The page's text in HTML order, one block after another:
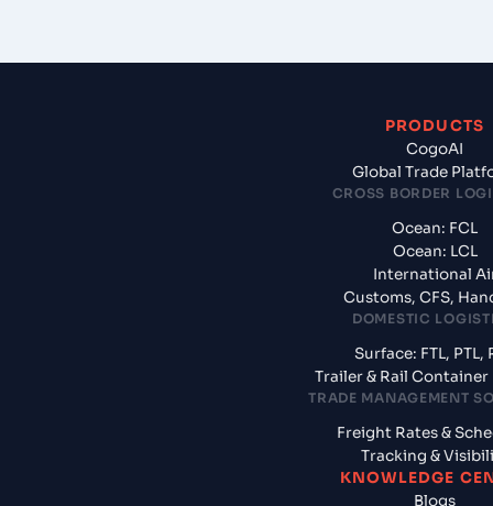
PRODUCTS
CogoAI
Global Trade
CROSS BORDER
Ocean: FCL
Ocean: LCL
International
Customs, CFS,
DOMESTIC
Surface: FTL, PTL,
Trailer & Rail Container
TRADE MANAGEMENT
Freight Rates &
Tracking &
KNOWLEDGE
Blogs